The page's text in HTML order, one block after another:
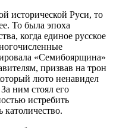
исторической Руси, то
То была эпоха
когда единое русское
«Семибоярщина»
призвав на трон
люто ненавидел
ним стоял его
истребить
католичество.